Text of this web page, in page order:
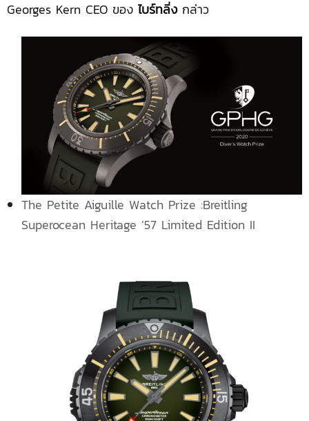
Georges Kern CEO ของ ไบร์ทลิ่ง กล่าว
The Petite Aiguille Watch Prize :Breitling
Superocean Heritage ’57 Limited Edition II